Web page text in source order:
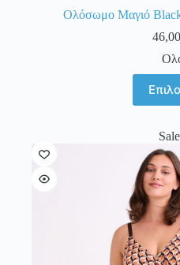
Ολόσωμο Μαγιό
το